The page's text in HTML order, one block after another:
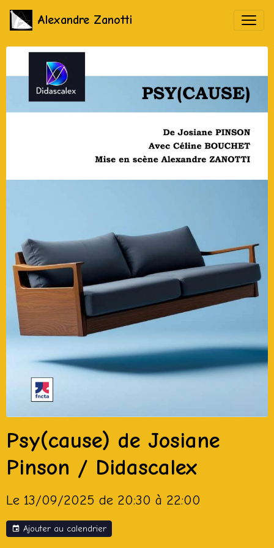
Alexandre Zanotti
Psy(cause) de Josiane
Pinson / Didascalex
Le 13/09/2025 de 20:30 à 22:00
Ajouter au calendrier